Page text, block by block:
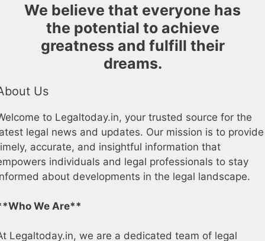
We believe that everyone has
the potential to achieve
greatness and fulfill their
dreams.
Us
to Legaltoday.in, your trusted source for the
legal news and updates. Our mission is to provide
accurate, and insightful information that
individuals and legal professionals to stay
about developments in the legal landscape.
We Are**
Legaltoday.in, we are a dedicated team of legal